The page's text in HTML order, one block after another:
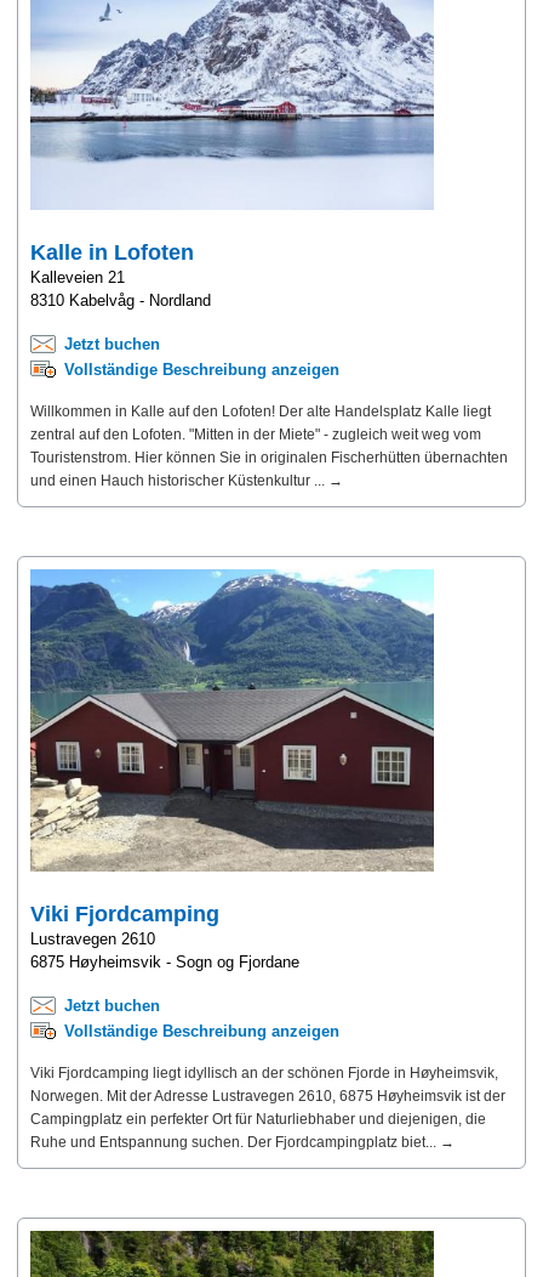
Kalle in Lofoten
Kalleveien 21
8310 Kabelvåg - Nordland
Jetzt buchen
Vollständige Beschreibung anzeigen
Willkommen in Kalle auf den Lofoten! Der alte Handelsplatz Kalle liegt
zentral auf den Lofoten. "Mitten in der Miete" - zugleich weit weg vom
Touristenstrom. Hier können Sie in originalen Fischerhütten übernachten
und einen Hauch historischer Küstenkultur ... →
Viki Fjordcamping
Lustravegen 2610
6875 Høyheimsvik - Sogn og Fjordane
Jetzt buchen
Vollständige Beschreibung anzeigen
Viki Fjordcamping liegt idyllisch an der schönen Fjorde in Høyheimsvik,
Norwegen. Mit der Adresse Lustravegen 2610, 6875 Høyheimsvik ist der
Campingplatz ein perfekter Ort für Naturliebhaber und diejenigen, die
Ruhe und Entspannung suchen. Der Fjordcampingplatz biet... →